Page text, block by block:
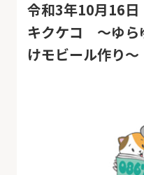
令和3年10月16
キクケコ ～ゆら
けモビール作り～